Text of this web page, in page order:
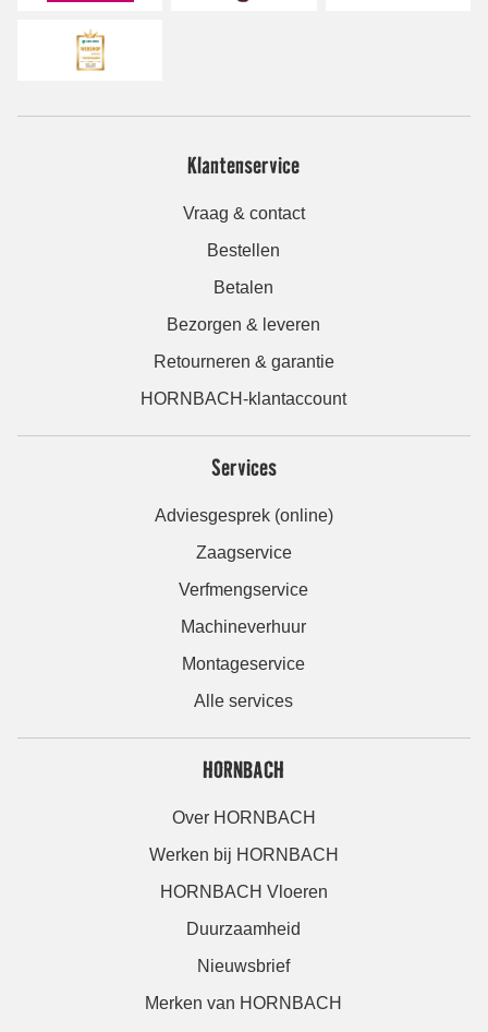
Klantenservice
Vraag & contact
Bestellen
Betalen
Bezorgen & leveren
Retourneren & garantie
HORNBACH-klantaccount
Services
Adviesgesprek (online)
Zaagservice
Verfmengservice
Machineverhuur
Montageservice
Alle services
HORNBACH
Over HORNBACH
Werken bij HORNBACH
HORNBACH Vloeren
Duurzaamheid
Nieuwsbrief
Merken van HORNBACH